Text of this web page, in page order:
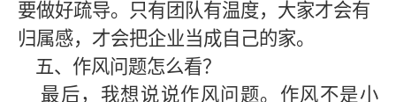
要做好疏导。只有团队有温度，大家才会有
归属感，才会把企业当成自己的家。
五、作风问题怎么看？
最后，我想说说作风问题。作风不是小